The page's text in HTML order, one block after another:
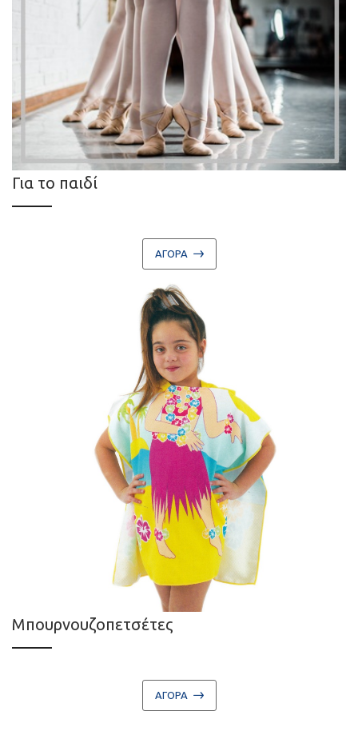
Για το παιδί
ΑΓΟΡΑ
Μπουρνουζοπετσέτες
ΑΓΟΡΑ